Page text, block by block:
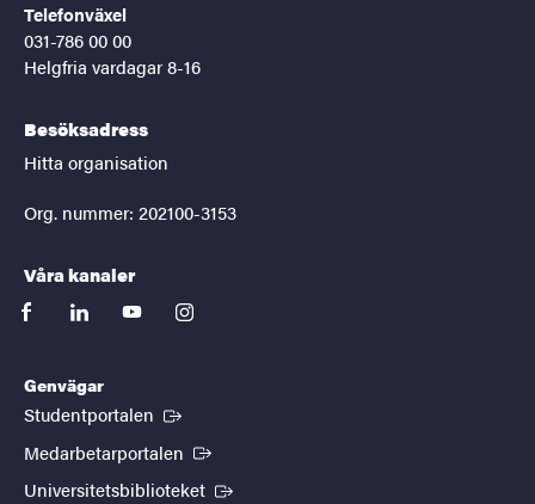
Telefonväxel
031-786 00 00
Helgfria vardagar 8-16
Besöksadress
Hitta organisation
Org. nummer: 202100-3153
Våra kanaler
facebooklinkedinyoutubeinstagram
Genvägar
Studentportalen (Extern länk)
Medarbetarportalen (Extern länk)
Universitetsbiblioteket (Extern länk)